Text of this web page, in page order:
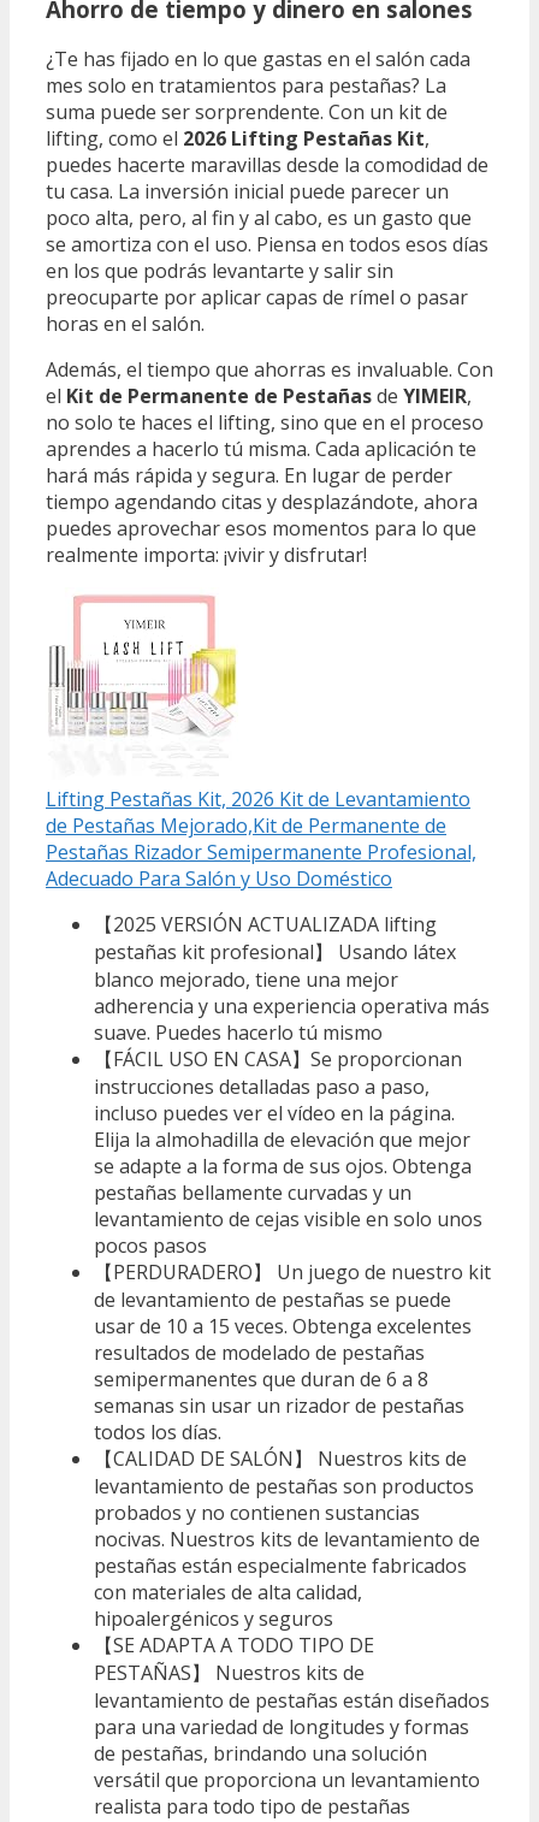
Ahorro de tiempo y dinero en salones
¿Te has fijado en lo que gastas en el salón cada
mes solo en tratamientos para pestañas? La
suma puede ser sorprendente. Con un kit de
lifting, como el 2026 Lifting Pestañas Kit,
puedes hacerte maravillas desde la comodidad de
tu casa. La inversión inicial puede parecer un
poco alta, pero, al fin y al cabo, es un gasto que
se amortiza con el uso. Piensa en todos esos días
en los que podrás levantarte y salir sin
preocuparte por aplicar capas de rímel o pasar
horas en el salón.
Además, el tiempo que ahorras es invaluable. Con
el Kit de Permanente de Pestañasde YIMEIR,
no solo te haces el lifting, sino que en el proceso
aprendes a hacerlo tú misma. Cada aplicación te
hará más rápida y segura. En lugar de perder
tiempo agendando citas y desplazándote, ahora
puedes aprovechar esos momentos para lo que
realmente importa: ¡vivir y disfrutar!
Lifting Pestañas Kit, 2026 Kit de Levantamiento
de Pestañas Mejorado,Kit de Permanente de
Pestañas Rizador Semipermanente Profesional,
Adecuado Para Salón y Uso Doméstico
【2025 VERSIÓN ACTUALIZADA lifting
pestañas kit profesional】 Usando látex
blanco mejorado, tiene una mejor
adherencia y una experiencia operativa más
suave. Puedes hacerlo tú mismo
【FÁCIL USO EN CASA】Se proporcionan
instrucciones detalladas paso a paso,
incluso puedes ver el vídeo en la página.
Elija la almohadilla de elevación que mejor
se adapte a la forma de sus ojos. Obtenga
pestañas bellamente curvadas y un
levantamiento de cejas visible en solo unos
pocos pasos
【PERDURADERO】 Un juego de nuestro kit
de levantamiento de pestañas se puede
usar de 10 a 15 veces. Obtenga excelentes
resultados de modelado de pestañas
semipermanentes que duran de 6 a 8
semanas sin usar un rizador de pestañas
todos los días.
【CALIDAD DE SALÓN】 Nuestros kits de
levantamiento de pestañas son productos
probados y no contienen sustancias
nocivas. Nuestros kits de levantamiento de
pestañas están especialmente fabricados
con materiales de alta calidad,
hipoalergénicos y seguros
【SE ADAPTA A TODO TIPO DE
PESTAÑAS】 Nuestros kits de
levantamiento de pestañas están diseñados
para una variedad de longitudes y formas
de pestañas, brindando una solución
versátil que proporciona un levantamiento
realista para todo tipo de pestañas